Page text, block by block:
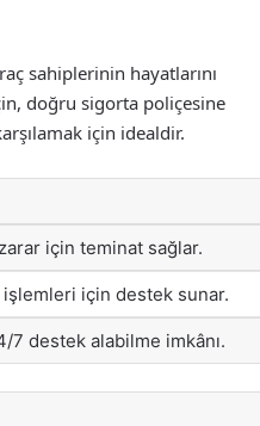
sahiplerinin hayatlarını
doğru sigorta poliçesine
için idealdir.
için teminat sağlar.
işlemleri için destek sunar.
destek alabilme imkânı.